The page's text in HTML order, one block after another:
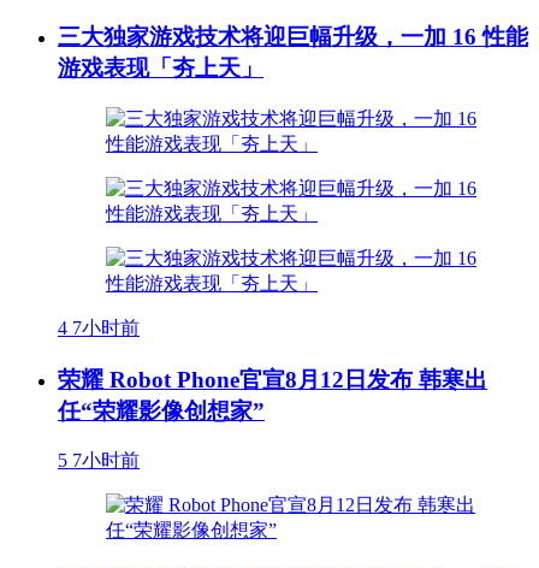
三大独家游戏技术将迎巨幅升级，一加 16 性能
游戏表现「夯上天」
4 7小时前
荣耀 Robot Phone官宣8月12日发布 韩寒出
任“荣耀影像创想家”
5 7小时前